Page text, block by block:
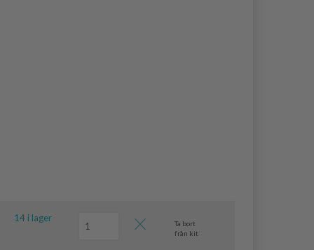
14 i lager
Ta bort
från kit